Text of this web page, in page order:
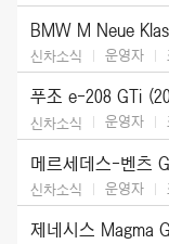
BMW M Neue
신차소식 운영자
푸조 e-208 GTi
신차소식 운영자
메르세데스-벤츠
신차소식 운영자
제네시스 Magma